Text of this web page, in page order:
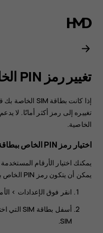
دليل
مستخدم
هاتف
Nokia
2.1
تغيير رمز PIN الخاص ببطاقة SIM‬
تغييره إلى رمز أكثر أمانًا. لا
الخاصية.
اختيار رمز PIN الخاص ببطاقة SIM
يمكن أن يتكون رمز PIN الخاص ببطاقة SIM من 4 إلى 8 أرقام.
انقر فوق الإعدادات >
أسفل بطاقة SIM التي اخترتها، انقر فوق
SIM
.